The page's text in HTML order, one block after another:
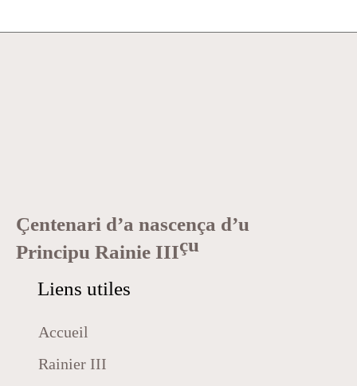
Çentenari d’a nascença d’u
Principu Rainie IIIçu
Liens utiles
Accueil
Rainier III